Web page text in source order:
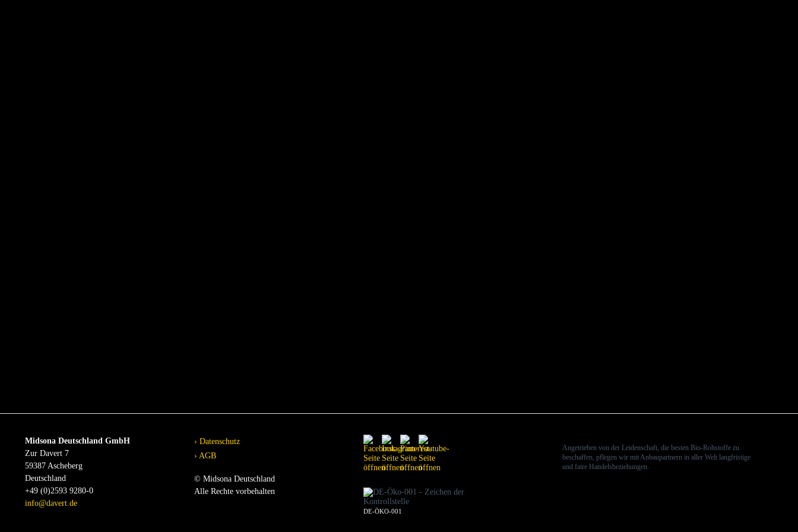
Midsona Deutschland GmbH
Zur Davert 7
59387 Ascheberg
Deutschland
+49 (0)2593 9280-0
info@davert.de
Datenschutz
AGB
© Midsona Deutschland
Alle Rechte vorbehalten
Angetrieben von der Leidenschaft, die besten Bio-Rohstoffe zu
beschaffen, pflegen wir mit Anbaupartnern in aller Welt langfristige
und faire Handelsbeziehungen.
DE-ÖKO-001